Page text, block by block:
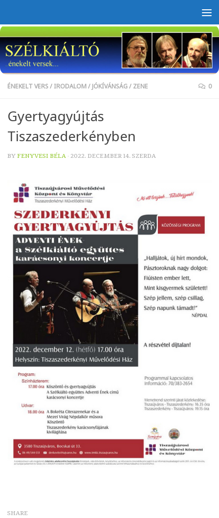
ÉNEKELT VERS/ IRODALOM/ JÓKÍVÁNSÁG/ ZENE 0
Gyertyagyújtás
Tiszaszederkényben
BY FENYVESI BÉLA · 2022. DECEMBER 14. SZERDA
SHARE